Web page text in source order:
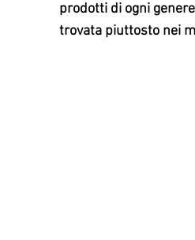
prodotti di ogni
trovata piuttosto nei